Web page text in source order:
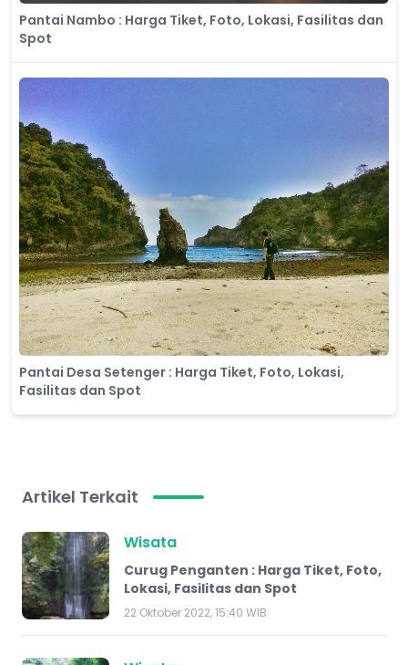
Pantai Nambo : Harga Tiket, Foto, Lokasi, Fasilitas dan
Spot
Pantai Desa Setenger : Harga Tiket, Foto, Lokasi,
Fasilitas dan Spot
Artikel Terkait
Wisata
Curug Penganten : Harga Tiket, Foto,
Lokasi, Fasilitas dan Spot
22 Oktober 2022, 15:40 WIB